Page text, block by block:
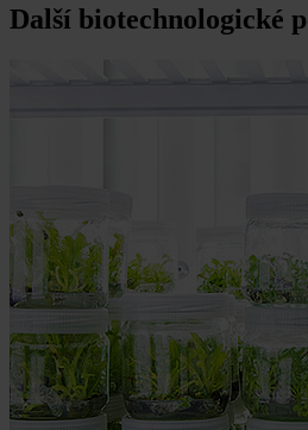
Další biotechnologické